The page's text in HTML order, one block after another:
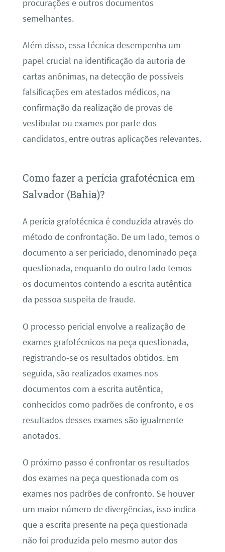
procurações e outros documentos
semelhantes.
Além disso, essa técnica desempenha um
papel crucial na identificação da autoria de
cartas anônimas, na detecção de possíveis
falsificações em atestados médicos, na
confirmação da realização de provas de
vestibular ou exames por parte dos
candidatos, entre outras aplicações relevantes.
Como fazer a perícia grafotécnica em
Salvador (Bahia)?
A perícia grafotécnica é conduzida através do
método de confrontação. De um lado, temos o
documento a ser periciado, denominado peça
questionada, enquanto do outro lado temos
os documentos contendo a escrita autêntica
da pessoa suspeita de fraude.
O processo pericial envolve a realização de
exames grafotécnicos na peça questionada,
registrando-se os resultados obtidos. Em
seguida, são realizados exames nos
documentos com a escrita autêntica,
conhecidos como padrões de confronto, e os
resultados desses exames são igualmente
anotados.
O próximo passo é confrontar os resultados
dos exames na peça questionada com os
exames nos padrões de confronto. Se houver
um maior número de divergências, isso indica
que a escrita presente na peça questionada
não foi produzida pelo mesmo autor dos